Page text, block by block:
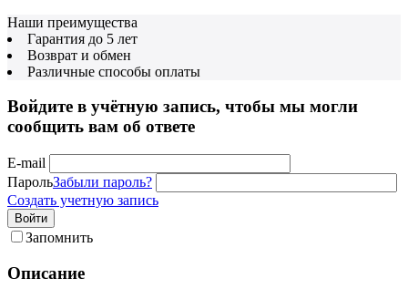
Наши преимущества
Гарантия до 5 лет
Возврат и обмен
Различные способы оплаты
Войдите в учётную запись, чтобы мы могли
сообщить вам об ответе
E-mail
ПарольЗабыли пароль?
Создать учетную запись
Войти
Запомнить
Описание